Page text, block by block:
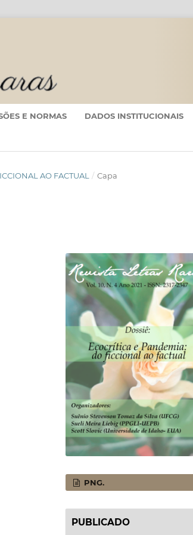
E NORMAS DADOS INSTITUCIONAIS
AO FACTUAL / Capa
PNG.
PUBLICADO